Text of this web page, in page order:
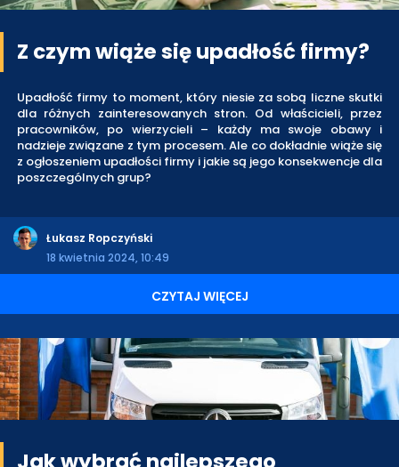
Z czym wiąże się upadłość firmy?
Upadłość firmy to moment, który niesie za sobą liczne skutki
dla różnych zainteresowanych stron. Od właścicieli, przez
pracowników, po wierzycieli – każdy ma swoje obawy i
nadzieje związane z tym procesem. Ale co dokładnie wiąże się
z ogłoszeniem upadłości firmy i jakie są jego konsekwencje dla
poszczególnych grup?
Łukasz Ropczyński
18 kwietnia 2024, 10:49
CZYTAJ WIĘCEJ